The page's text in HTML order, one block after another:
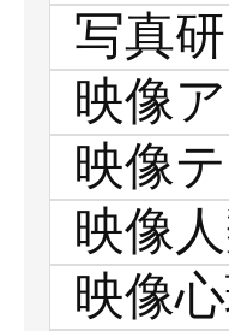
写真
映像
映像
映像
映像